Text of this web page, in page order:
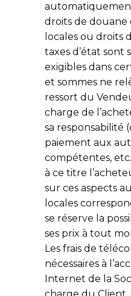
droits de douane
locales ou droits
taxes d’état sont
exigibles dans
et sommes ne
ressort du
charge de
sa responsabilité
paiement aux
compétentes,
à ce titre
sur ces aspects
locales
se réserve la
ses prix à tout
Les frais de
nécessaires à
Internet de la